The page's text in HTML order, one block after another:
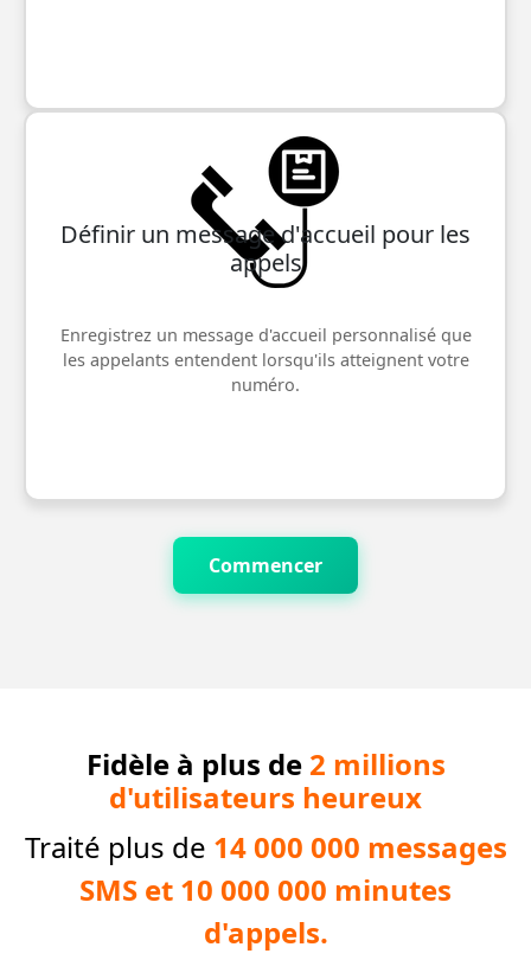
Définir un message d'accueil pour les
appels
Enregistrez un message d'accueil personnalisé que
les appelants entendent lorsqu'ils atteignent votre
numéro.
Commencer
Fidèle à plus de 2 millions
d'utilisateurs heureux
Traité plus de 14 000 000 messages
SMS et 10 000 000 minutes
d'appels.